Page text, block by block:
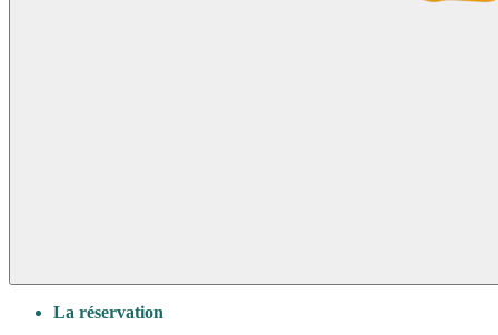
La réservation